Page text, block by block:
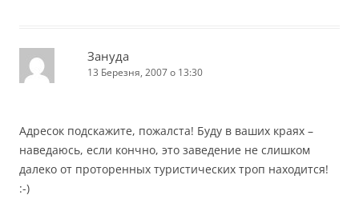
Зануда
13 Березня, 2007 о 13:30
Адресок подскажите, пожалста! Буду в ваших краях –
наведаюсь, если кончно, это заведение не слишком
далеко от проторенных туристических троп находится!
:-)